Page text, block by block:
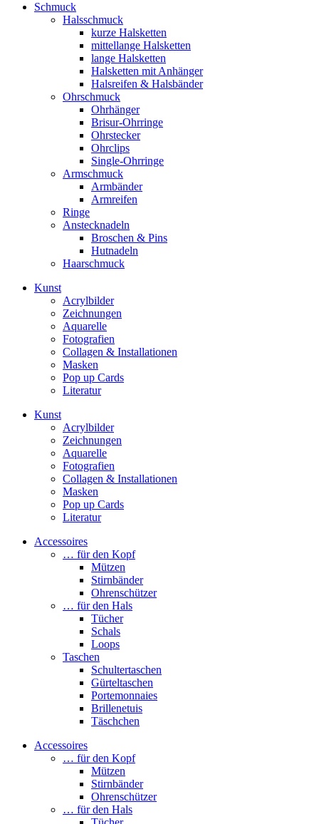
Schmuck
Halsschmuck
kurze Halsketten
mittellange Halsketten
lange Halsketten
Halsketten mit Anhänger
Halsreifen & Halsbänder
Ohrschmuck
Ohrhänger
Brisur-Ohrringe
Ohrstecker
Ohrclips
Single-Ohrringe
Armschmuck
Armbänder
Armreifen
Ringe
Anstecknadeln
Broschen & Pins
Hutnadeln
Haarschmuck
Kunst
Acrylbilder
Zeichnungen
Aquarelle
Fotografien
Collagen & Installationen
Masken
Pop up Cards
Literatur
Kunst
Acrylbilder
Zeichnungen
Aquarelle
Fotografien
Collagen & Installationen
Masken
Pop up Cards
Literatur
Accessoires
… für den Kopf
Mützen
Stirnbänder
Ohrenschützer
… für den Hals
Tücher
Schals
Loops
Taschen
Schultertaschen
Gürteltaschen
Portemonnaies
Brillenetuis
Täschchen
Accessoires
… für den Kopf
Mützen
Stirnbänder
Ohrenschützer
… für den Hals